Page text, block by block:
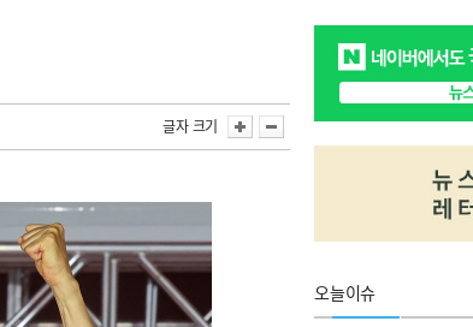
글자 크기
오늘이슈